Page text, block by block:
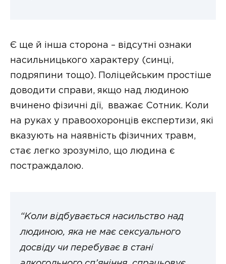
Є ще й інша сторона – відсутні ознаки
насильницького характеру (синці,
подряпини тощо). Поліцейським простіше
доводити справи, якщо над людиною
вчинено фізичні дії, вважає Сотник. Коли
на руках у правоохоронців експертизи, які
вказують на наявність фізичних травм,
стає легко зрозуміло, що людина є
постраждалою.
“Коли відбувається насильство над
людиною, яка не має сексуального
досвіду чи перебуває в стані